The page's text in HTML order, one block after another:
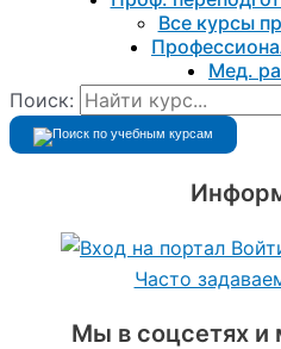
Все курсы
Мед.
Поиск:
Часто
Мы в соцсетях и